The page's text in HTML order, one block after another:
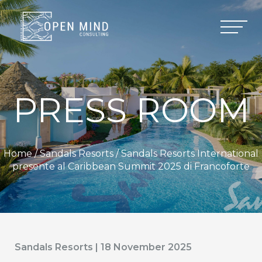
PRESS ROOM
Home /Sandals Resorts/ Sandals Resorts International
presente al Caribbean Summit 2025 di Francoforte
Sandals Resorts | 18 November 2025